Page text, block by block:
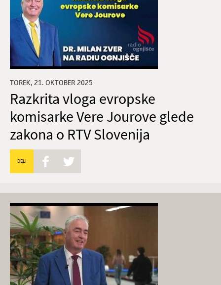
TOREK, 21. OKTOBER 2025
Razkrita vloga evropske
komisarke Vere Jourove glede
zakona o RTV Slovenija
DELI